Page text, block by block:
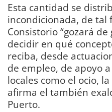
Esta cantidad se
incondicionada, de tal
Consistorio “gozará
decidir en qué
reciba, desde
de empleo, de apoyo
locales como el ocio,
afirma el también
Puerto.